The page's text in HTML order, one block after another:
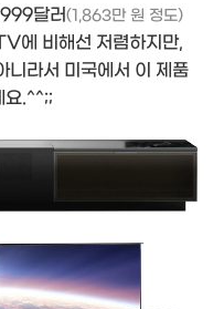
달러(1,863만 원 정도)
에 비해선 저렴하지만,
니라서 미국에서 이 제품
요.^^;;